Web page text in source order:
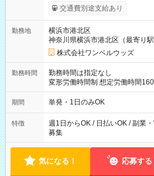
いOK！（規定あり） ┗働いたそ
ンビニATMから 日払い分を引き落とせます
交通費別途支給あり
勤務地
横浜市港北区
神奈川県横浜市港北区（最寄り駅
株式会社ワンベルウッズ
勤務時間
勤務時間は指定なし
変形労働時間制 想定労働時間160時間/月 【シフト
～21：00
期間 単発・1日のみOK
特徴
週1日からOK / 日払いOK / 副業
募集
気になる！ 応募する